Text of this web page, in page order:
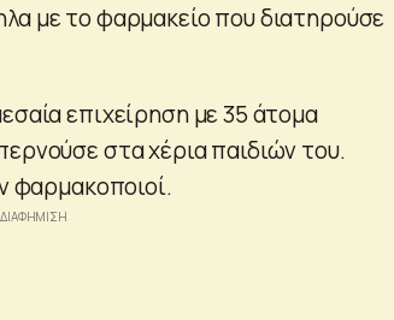
με το φαρμακείο που διατηρούσε
επιχείρηση με 35 άτομα
στα χέρια παιδιών του.
φαρμακοποιοί.